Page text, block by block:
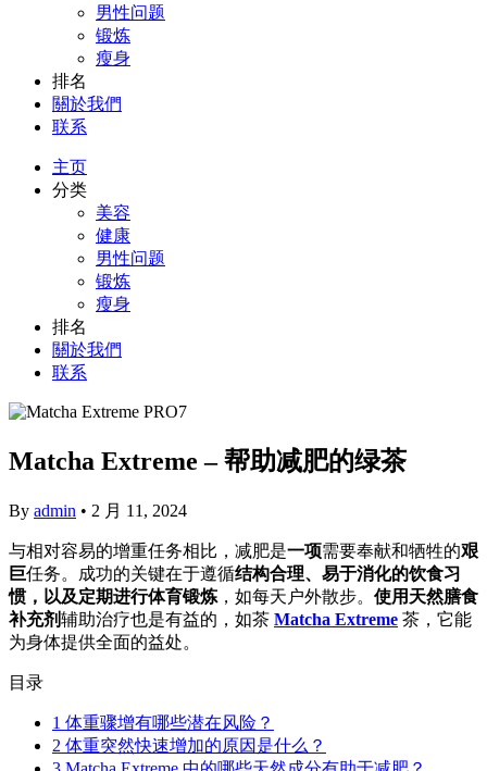
男性问题
锻炼
瘦身
排名
關於我們
联系
主页
分类
美容
健康
男性问题
锻炼
瘦身
排名
關於我們
联系
Matcha Extreme – 帮助减肥的绿茶
By admin • 2 月 11, 2024
与相对容易的增重任务相比，减肥是一项需要奉献和牺牲的艰
巨任务。成功的关键在于遵循结构合理、易于消化的饮食习
惯，以及定期进行体育锻炼 ，如每天户外散步。 使用天然膳食
补充剂辅助治疗也是有益的，如茶 Matcha Extreme 茶，它能
为身体提供全面的益处。
目录
1 体重骤增有哪些潜在风险？
2 体重突然快速增加的原因是什么？